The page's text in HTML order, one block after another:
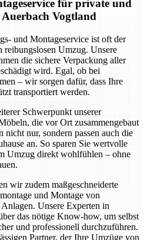
für private und
Vogtland
und Montageservice ist oft der
reibungslosen Umzug. Unsere
die sichere Verpackung aller
wird. Egal, ob bei
– wir sorgen dafür, dass Ihre
transportiert werden.
Schwerpunkt unserer
die vor Ort zusammengebaut
nicht nur, sondern passen auch die
an. So sparen Sie wertvolle
Umzug direkt wohlfühlen – ohne
wir zudem maßgeschneiderte
und Montage von
Unsere Experten in
das nötige Know-how, um selbst
und professionell durchzuführen.
Partner, der Ihre Umzüge von